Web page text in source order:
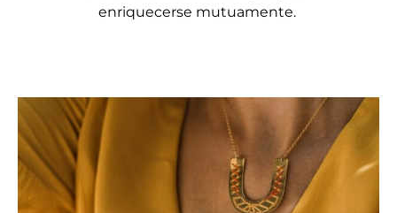
enriquecerse mutuamente.